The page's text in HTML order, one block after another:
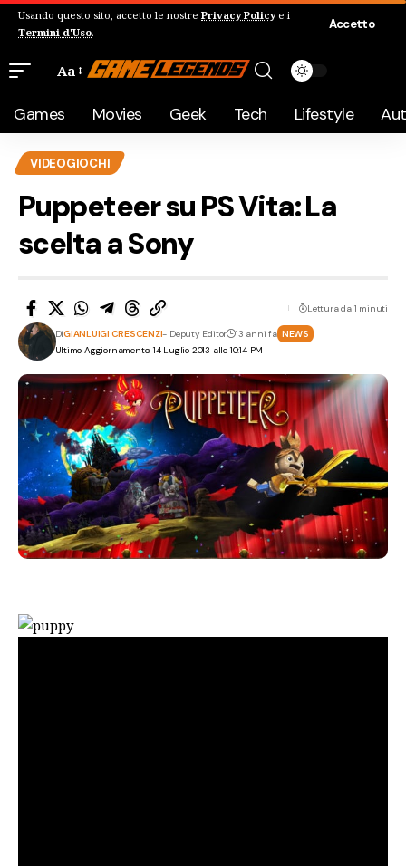
Usando questo sito, accetto le nostre Privacy Policye i
Termini d'Uso.
Accetto
Aa
Games Movies Geek Tech Lifestyle
VIDEOGIOCHI
Puppeteer su PS Vita: La
scelta a Sony
Ultimo Aggiornamento: 14 Luglio 2013 alle 10:14 PM
DiGIANLUIGI CRESCENZI- Deputy Editor 13 anni fa NEWS
Lettura da 1 minuti